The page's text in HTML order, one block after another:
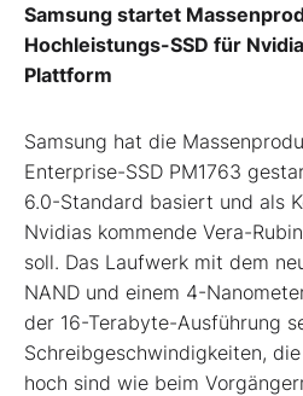
Samsung startet
Hochleistungs-SSD für
Plattform
Samsung hat die
Enterprise-SSD PM1763
6.0-Standard basiert und als
Nvidias kommende Vera-
soll. Das Laufwerk mit dem
NAND und einem 4-
der 16-Terabyte-Ausführung
Schreibgeschwindigkeiten,
hoch sind wie beim